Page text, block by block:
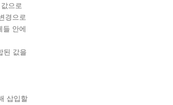
으로
경으로
들 안에
된 값을
삽입할